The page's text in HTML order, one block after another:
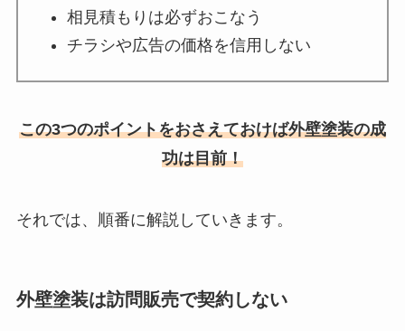
相見積もりは必ずおこなう
チラシや広告の価格を信用しない
この3つのポイントをおさえておけば外壁塗装の成
功は目前！
それでは、順番に解説していきます。
外壁塗装は訪問販売で契約しない